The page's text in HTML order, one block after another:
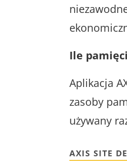
Ile
Aplikacja
zasoby
używany
AXIS SITE